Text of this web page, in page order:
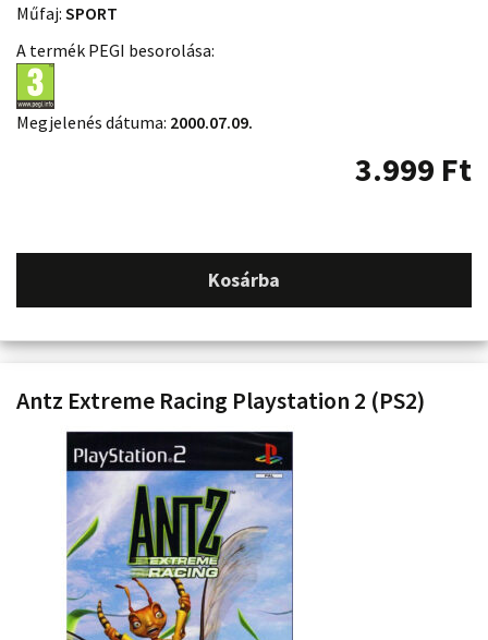
Műfaj: SPORT
A termék PEGI besorolása:
Megjelenés dátuma: 2000.07.09.
3.999 Ft
Kosárba
Antz Extreme Racing Playstation 2 (PS2)